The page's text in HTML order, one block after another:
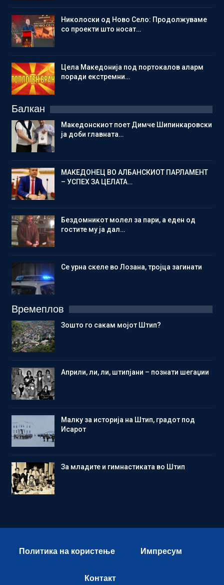
Николоски од Ново Село: Продолжуваме
со проекти што носат…
Цела Македонија под портокалов аларм
поради екстремни…
Балкан
Македонскиот поет Димче Шипинкаровски
ја доби главната…
МАКЕДОНЕЦ ВО АЛБАНСКИОТ ПАРЛАМЕНТ
– УСПЕХ ЗА ЦЕЛАТА…
Бездомникот молел за пари, а еден од
гостите му ја дал…
Се урна скеле во Лозана, тројца загинати
Времеплов
Зошто го сакам мојот Штип?
Aприли, ли, ли, штипјани – познати шегаџии
Малку за историја на Штип, градот под
Исарот
Зa младите и гимнастиката во Штип
Политика на користење Импресум
Контакт